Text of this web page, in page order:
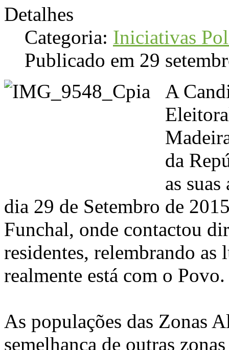
Detalhes
Categoria: Iniciativas
Publicado em 29
A
da
as
dia 29 de Setembro de
Funchal, onde contactou
residentes, relembrando as
realmente está com o Povo.
As populações das Zonas
semelhança de outras